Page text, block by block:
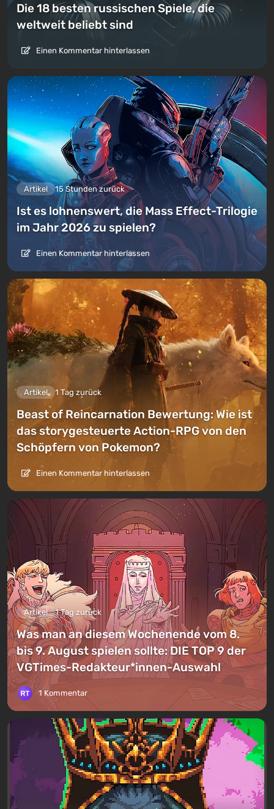
Die 18 besten russischen Spiele, die
weltweit beliebt sind
Einen Kommentar hinterlassen
Artikel 15 Stunden zurück
Ist es lohnenswert, die Mass Effect-Trilogie
im Jahr 2026 zu spielen?
Einen Kommentar hinterlassen
Artikel 1 Tag zurück
Beast of Reincarnation Bewertung: Wie ist
das storygesteuerte Action-RPG von den
Schöpfern von Pokemon?
Einen Kommentar hinterlassen
Artikel 1 Tag zurück
Was man an diesem Wochenende vom 8.
bis 9. August spielen sollte: DIE TOP 9 der
VGTimes-Redakteur*innen-Auswahl
1 Kommentar